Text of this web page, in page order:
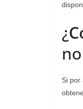
¿
Si por